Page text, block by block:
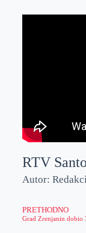
RTV
Autor:
PRETHODNO